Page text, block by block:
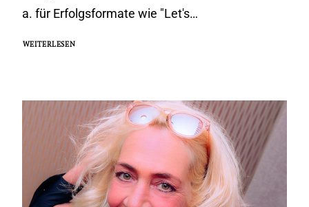
a. für Erfolgsformate wie "Let's…
WEITERLESEN